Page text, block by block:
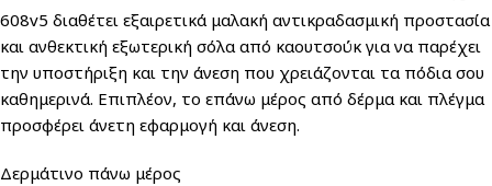
608v5 διαθέτει εξαιρετικά μαλακή αντικραδασμική προστασία
και ανθεκτική εξωτερική σόλα από καουτσούκ για να παρέχει
την υποστήριξη και την άνεση που χρειάζονται τα πόδια σου
καθημερινά. Επιπλέον, το επάνω μέρος από δέρμα και πλέγμα
προσφέρει άνετη εφαρμογή και άνεση.
Δερμάτινο πάνω μέρος